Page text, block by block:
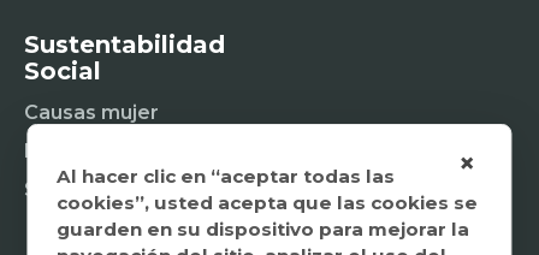
Sustentabilidad
Social
Causas mujer
Fundación
Sostenibilidad social
×
Al hacer clic en “aceptar todas las
cookies”, usted acepta que las cookies se
guarden en su dispositivo para mejorar la